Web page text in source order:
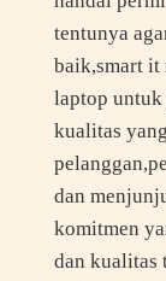
tentunya
baik,smart it
laptop untuk
kualitas
dan
komitmen
dan kualitas